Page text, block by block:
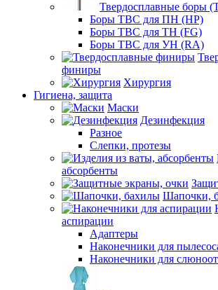
Твердосплавные боры
Боры ТВС для ПН (HP)
Боры ТВС для ТН (FG)
Боры ТВС для УН (RA)
финиры
Хирургия
Гигиена, защита
Маски
Дезинфекция
Разное
Слепки, протезы
абсорбенты
Шапочки,
аспирации
Адаптеры
Наконечники для
Наконечники для